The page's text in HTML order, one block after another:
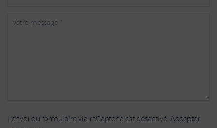
L'envoi du formulaire via reCaptcha est désactivé. Accepter